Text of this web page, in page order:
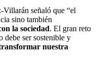
Villarán señaló que “el
sino también
la sociedad. El gran reto
debe ser sostenible y
nuestra